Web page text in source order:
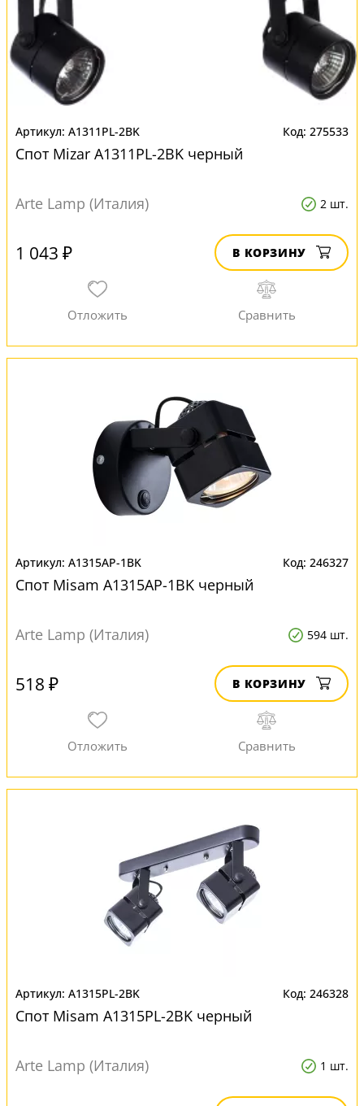
A1311PL-2BK 275533
Спот Mizar A1311PL-2BK черный
Arte Lamp (Италия) 2 шт.
1 043 ₽ В КОРЗИНУ
A1315AP-1BK 246327
Спот Misam A1315AP-1BK черный
Arte Lamp (Италия) 594 шт.
518 ₽ В КОРЗИНУ
A1315PL-2BK 246328
Спот Misam A1315PL-2BK черный
Arte Lamp (Италия) 1 шт.